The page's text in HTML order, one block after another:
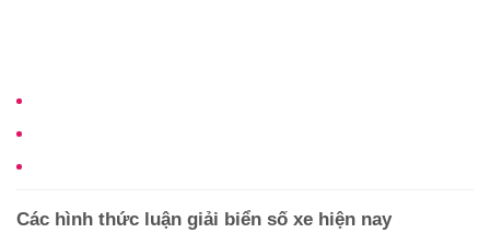
Các hình thức luận giải biển số xe hiện nay